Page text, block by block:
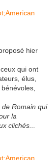
hier
qui ont
élus,
Romain qui
la
clichés...